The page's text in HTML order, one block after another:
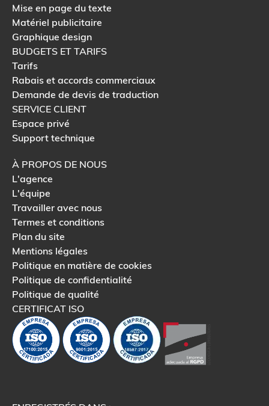
Mise en page du texte
Matériel publicitaire
Graphique design
BUDGETS ET TARIFS
Tarifs
Rabais et accords commerciaux
Demande de devis de traduction
SERVICE CLIENT
Espace privé
Support technique
À PROPOS DE NOUS
L'agence
L'équipe
Travailler avec nous
Termes et conditions
Plan du site
Mentions légales
Politique en matière de cookies
Politique de confidentialité
Politique de qualité
CERTIFICAT ISO